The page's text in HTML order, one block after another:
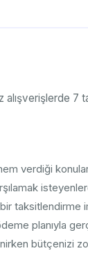
7
verdiği
taksitlendirme
planıyla
bütçenizi